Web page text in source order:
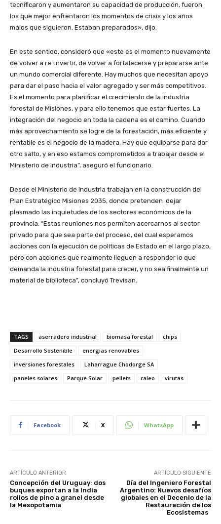
tecnificaron y aumentaron su capacidad de producción, fueron
los que mejor enfrentaron los momentos de crisis y los años
malos que siguieron. Estaban preparados», dijo.
En este sentido, consideró que «este es el momento nuevamente
de volver a re-invertir, de volver a fortalecerse y prepararse ante
un mundo comercial diferente. Hay muchos que necesitan apoyo
para dar el paso hacia el valor agregado y ser más competitivos.
Es el momento para planificar el crecimiento de la industria
forestal de Misiones, y para ello tenemos que estar fuertes. La
integración del negocio en toda la cadena es el camino. Cuando
más aprovechamiento se logre de la forestación, más eficiente y
rentable es el negocio de la madera. Hay que equiparse para dar
otro salto, y en eso estamos comprometidos a trabajar desde el
Ministerio de Industria”, aseguró el funcionario.
Desde el Ministerio de Industria trabajan en la construcción del
Plan Estratégico Misiones 2035, donde pretenden dejar
plasmado las inquietudes de los sectores económicos de la
provincia. “Estas reuniones nos permiten acercarnos al sector
privado para que sea parte del proceso, del cual esperamos
acciones con la ejecución de políticas de Estado en el largo plazo,
pero con acciones que realmente lleguen a responder lo que
demanda la industria forestal para crecer, y no sea finalmente un
material de biblioteca”, concluyó Trevisan.
TAGS aserradero industrial biomasa forestal
chips
Desarrollo Sostenible
energías renovables
inversiones forestales
Laharrague Chodorge SA
paneles solares
Parque Solar pellets raleo virutas
Facebook X WhatsApp
ARTÍCULO ANTERIOR
Concepción del Uruguay: dos
buques exportan a la India
rollos de pino a granel desde
la Mesopotamia
ARTÍCULO SIGUIENTE
Día del Ingeniero Forestal
Argentino: Nuevos desafíos
globales en el Decenio de la
Restauración de los
Ecosistemas